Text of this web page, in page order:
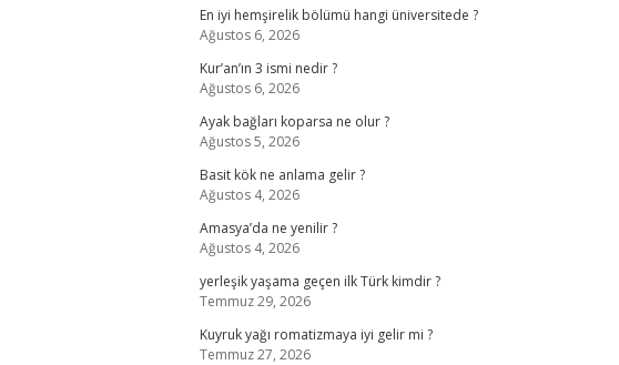
En iyi hemşirelik bölümü hangi üniversitede ?
Ağustos 6, 2026
Kur’an’ın 3 ismi nedir ?
Ağustos 6, 2026
Ayak bağları koparsa ne olur ?
Ağustos 5, 2026
Basit kök ne anlama gelir ?
Ağustos 4, 2026
Amasya’da ne yenilir ?
Ağustos 4, 2026
yerleşik yaşama geçen ilk Türk kimdir ?
Temmuz 29, 2026
Kuyruk yağı romatizmaya iyi gelir mi ?
Temmuz 27, 2026